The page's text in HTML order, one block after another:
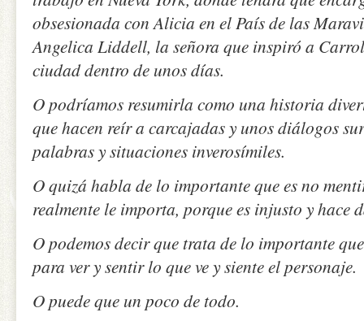
obsesionada con Alicia en el País de las
Angelica Liddell, la señora que inspiró a
ciudad dentro de unos días.
O podríamos resumirla como una historia
que hacen reír a carcajadas y unos diálogos
palabras y situaciones inverosímiles.
O quizá habla de lo importante que es no
realmente le importa, porque es injusto y hace
O podemos decir que trata de lo importante
para ver y sentir lo que ve y siente el personaje.
O puede que un poco de todo.